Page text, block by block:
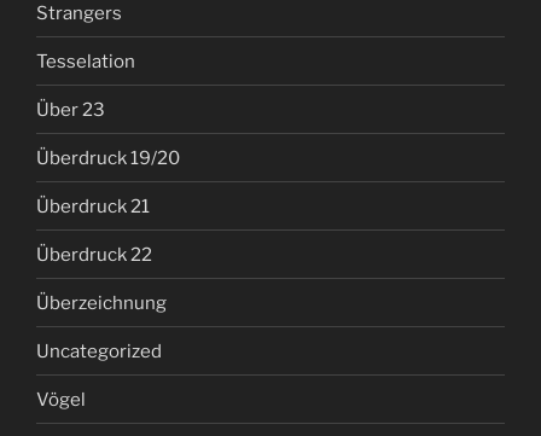
Strangers
Tesselation
Über 23
Überdruck 19/20
Überdruck 21
Überdruck 22
Überzeichnung
Uncategorized
Vögel